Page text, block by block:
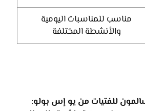
مناسب للمناسبات اليومية
والأنشطة المختلفة
للفتيات من يو إس بولو: